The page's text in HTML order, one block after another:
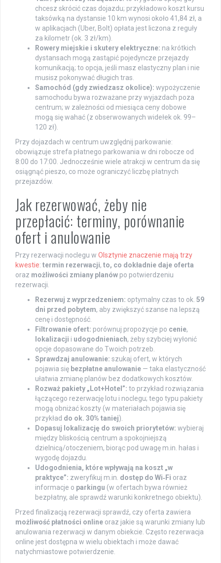
chcesz skrócić czas dojazdu; przykładowo koszt kursu
taksówką na dystansie 10 km wynosi około 41,84 zł, a
w aplikacjach (Uber, Bolt) opłata jest liczona z reguły
za kilometr (ok. 3 zł/km).
Rowery miejskie i skutery elektryczne: na krótkich
dystansach mogą zastąpić pojedyncze przejazdy
komunikacją; to opcja, jeśli masz elastyczny plan i nie
musisz pokonywać długich tras.
Samochód (gdy zwiedzasz okolice): wypożyczenie
samochodu bywa rozważane przy wyjazdach poza
centrum; w zależności od miesiąca ceny dobowe
mogą się wahać (z obserwowanych widełek ok. 99–
120 zł).
Przy dojazdach w centrum uwzględnij parkowanie:
obowiązuje strefa płatnego parkowania w dni robocze od
8:00 do 17:00. Jednocześnie wiele atrakcji w centrum da się
osiągnąć pieszo, co może ograniczyć liczbę płatnych
przejazdów.
Jak rezerwować, żeby nie
przepłacić: terminy, porównanie
ofert i anulowanie
Przy rezerwacji noclegu w Olsztynie znaczenie mają trzy
kwestie: termin rezerwacji, to, co dokładnie daje oferta
oraz możliwości zmiany planów po potwierdzeniu
rezerwacji.
Rezerwuj z wyprzedzeniem: optymalny czas to ok. 59
dni przed pobytem, aby zwiększyć szanse na lepszą
cenę i dostępność.
Filtrowanie ofert: porównuj propozycje po cenie,
lokalizacji i udogodnieniach, żeby szybciej wyłonić
opcje dopasowane do Twoich potrzeb.
Sprawdzaj anulowanie: szukaj ofert, w których
pojawia się bezpłatne anulowanie — taka elastyczność
ułatwia zmianę planów bez dodatkowych kosztów.
Rozważ pakiety „Lot+Hotel”: to przykład rozwiązania
łączącego rezerwację lotu i noclegu; tego typu pakiety
mogą obniżać koszty (w materiałach pojawia się
przykład do ok. 30% taniej).
Dopasuj lokalizację do swoich priorytetów: wybieraj
między bliskością centrum a spokojniejszą
dzielnicą/otoczeniem, biorąc pod uwagę m.in. hałas i
wygodę dojazdu.
Udogodnienia, które wpływają na koszt „w
praktyce”: zweryfikuj m.in. dostęp do Wi‑Fi oraz
informacje o parkingu (w ofertach bywa również
bezpłatny, ale sprawdź warunki konkretnego obiektu).
Przed finalizacją rezerwacji sprawdź, czy oferta zawiera
możliwość płatności online oraz jakie są warunki zmiany lub
anulowania rezerwacji w danym obiekcie. Często rezerwacja
online jest dostępna w wielu obiektach i może dawać
natychmiastowe potwierdzenie.